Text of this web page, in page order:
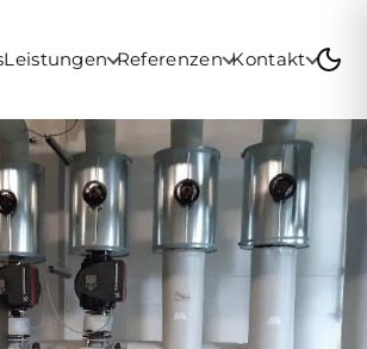
Leistungen Referenzen Kontakt